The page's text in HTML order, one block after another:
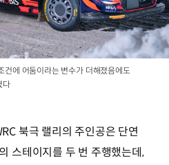
건에 어둠이라는 변수가 더해졌음에도
다
북극 랠리의 주인공은 단연
스테이지를 두 번 주행했는데,